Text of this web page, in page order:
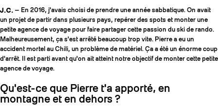
J.C. — En 2016, j'avais choisi de prendre une année sabbatique. On avait
un projet de partir dans plusieurs pays, repérer des spots et monter une
petite agence de voyage pour faire partager cette passion du ski de rando.
Malheureusement, ça s'est arrêté beaucoup trop vite. Pierre a eu un
accident mortel au Chili, un problème de matériel. Ça a été un énorme coup
d'arrêt. Il est parti avant qu'on ait atteint notre objectif de monter cette petite
agence de voyage.
Qu'est-ce que Pierre t'a apporté, en
montagne et en dehors ?